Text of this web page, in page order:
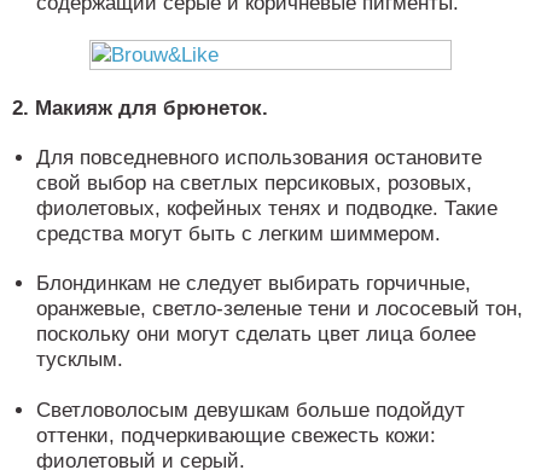
2. Макияж для брюнеток.
Для повседневного использования остановите
свой выбор на светлых персиковых, розовых,
фиолетовых, кофейных тенях и подводке. Такие
средства могут быть с легким шиммером.
Блондинкам не следует выбирать горчичные,
оранжевые, светло-зеленые тени и лососевый тон,
поскольку они могут сделать цвет лица более
тусклым.
Светловолосым девушкам больше подойдут
оттенки, подчеркивающие свежесть кожи:
фиолетовый и серый.